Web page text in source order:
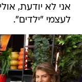
אני לא יודעת,
לעצמי "ילדים".